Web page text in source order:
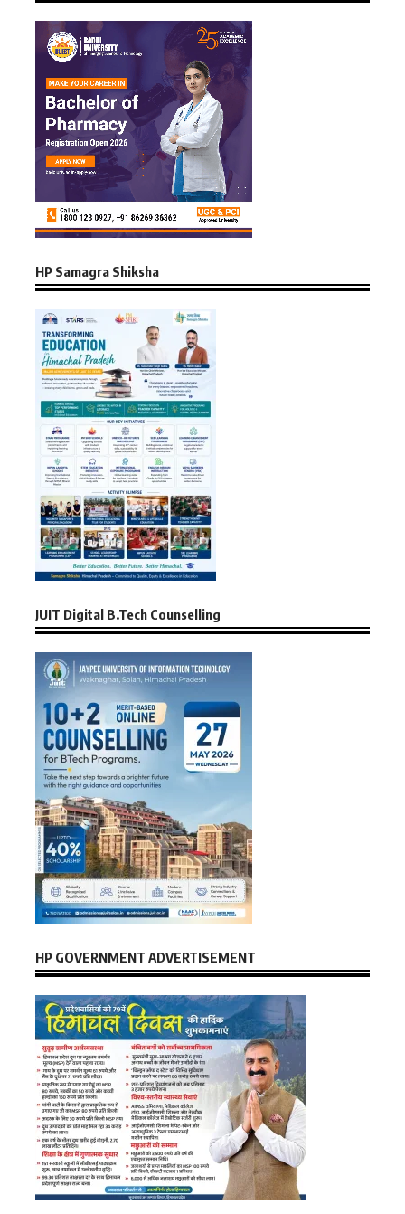
HP Samagra Shiksha
JUIT Digital B.Tech Counselling
HP GOVERNMENT ADVERTISEMENT